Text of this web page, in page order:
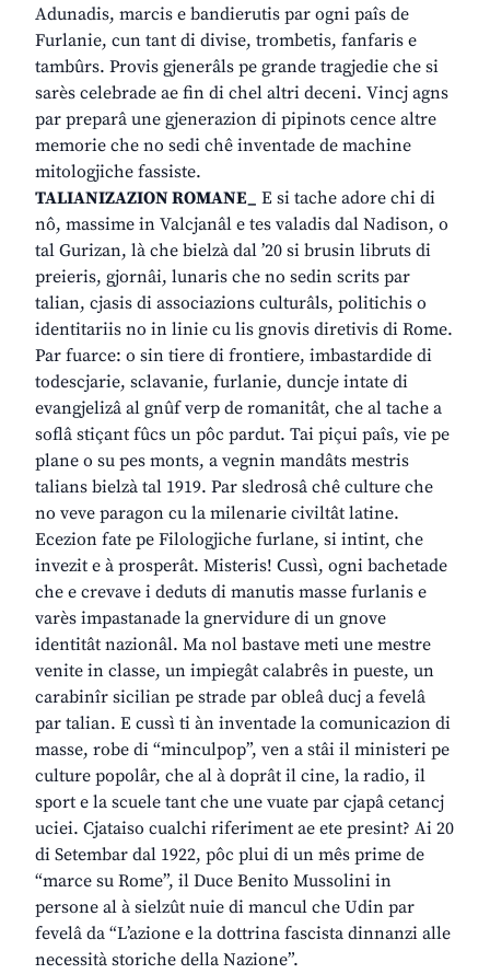
Adunadis, marcis e bandierutis par ogni paîs de
Furlanie, cun tant di divise, trombetis, fanfaris e
tambûrs. Provis gjenerâls pe grande tragjedie che si
sarès celebrade ae fin di chel altri deceni. Vincj agns
par preparâ une gjenerazion di pipinots cence altre
memorie che no sedi chê inventade de machine
mitologjiche fassiste.
TALIANIZAZION ROMANE_ E si tache adore chi di
nô, massime in Valcjanâl e tes valadis dal Nadison, o
tal Gurizan, là che bielzà dal ’20 si brusin libruts di
preieris, gjornâi, lunaris che no sedin scrits par
talian, cjasis di associazions culturâls, politichis o
identitariis no in linie cu lis gnovis diretivis di Rome.
Par fuarce: o sin tiere di frontiere, imbastardide di
todescjarie, sclavanie, furlanie, duncje intate di
evangjelizâ al gnûf verp de romanitât, che al tache a
soflâ stiçant fûcs un pôc pardut. Tai piçui paîs, vie pe
plane o su pes monts, a vegnin mandâts mestris
talians bielzà tal 1919. Par sledrosâ chê culture che
no veve paragon cu la milenarie civiltât latine.
Ecezion fate pe Filologjiche furlane, si intint, che
invezit e à prosperât. Misteris! Cussì, ogni bachetade
che e crevave i deduts di manutis masse furlanis e
varès impastanade la gnervidure di un gnove
identitât nazionâl. Ma nol bastave meti une mestre
venite in classe, un impiegât calabrês in pueste, un
carabinîr sicilian pe strade par obleâ ducj a fevelâ
par talian. E cussì ti àn inventade la comunicazion di
masse, robe di “minculpop”, ven a stâi il ministeri pe
culture popolâr, che al à doprât il cine, la radio, il
sport e la scuele tant che une vuate par cjapâ cetancj
uciei. Cjataiso cualchi riferiment ae ete presint? Ai 20
di Setembar dal 1922, pôc plui di un mês prime de
“marce su Rome”, il Duce Benito Mussolini in
persone al à sielzût nuie di mancul che Udin par
fevelâ da “L’azione e la dottrina fascista dinnanzi alle
necessità storiche della Nazione”.